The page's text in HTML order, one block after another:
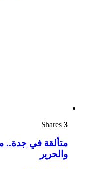
3
متألقة في جدة..
والحرير